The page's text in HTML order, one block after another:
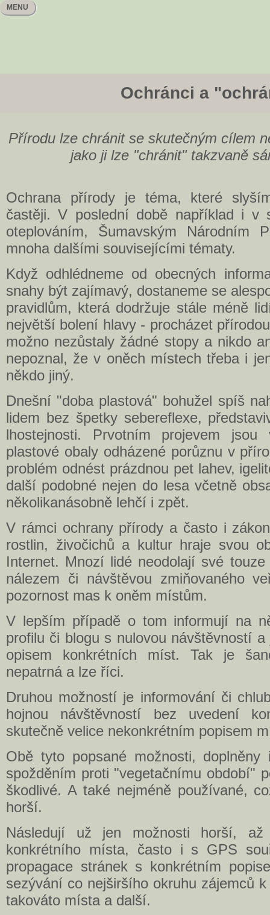
MENU
Ochránci a
Přírodu lze chránit se skutečným cílem
jako ji lze "chránit" takzvaně
Ochrana přírody je téma, které
častěji. V poslední době například i v
oteplováním, Šumavským Národním
mnoha dalšími souvisejícími tématy.
Když odhlédneme od obecných
snahy být zajímavý, dostaneme se
pravidlům, která dodržuje stále méně
největší bolení hlavy - procházet
možno nezůstaly žádné stopy a nikdo
nepoznal, že v oněch místech třeba i
někdo jiný.
Dnešní "doba plastová" bohužel spíš
lidem bez špetky sebereflexe,
lhostejnosti. Prvotním projevem jsou
plastové obaly odházené porůznu v
problém odnést prázdnou pet lahev,
další podobné nejen do lesa včetně
několikanásobně lehčí i zpět.
V rámci ochrany přírody a často i
rostlin, živočichů a kultur hraje svou
Internet. Mnozí lidé neodolají své
nálezem či návštěvou zmiňovaného
pozornost mas k oněm místům.
V lepším případě o tom informují na
profilu či blogu s nulovou návštěvností
opisem konkrétních míst. Tak je
nepatrná a lze říci.
Druhou možností je informování či
hojnou návštěvností bez uvedení
skutečně velice nekonkrétním popisem
Obě tyto popsané možnosti, doplněny
spožděním proti "vegetačnímu období"
škodlivé. A také nejméně používané,
horší.
Následují už jen možnosti horší, až
konkrétního místa, často i s GPS
propagace stránek s konkrétním
sezývání co nejširšího okruhu zájemců
takováto místa a další.